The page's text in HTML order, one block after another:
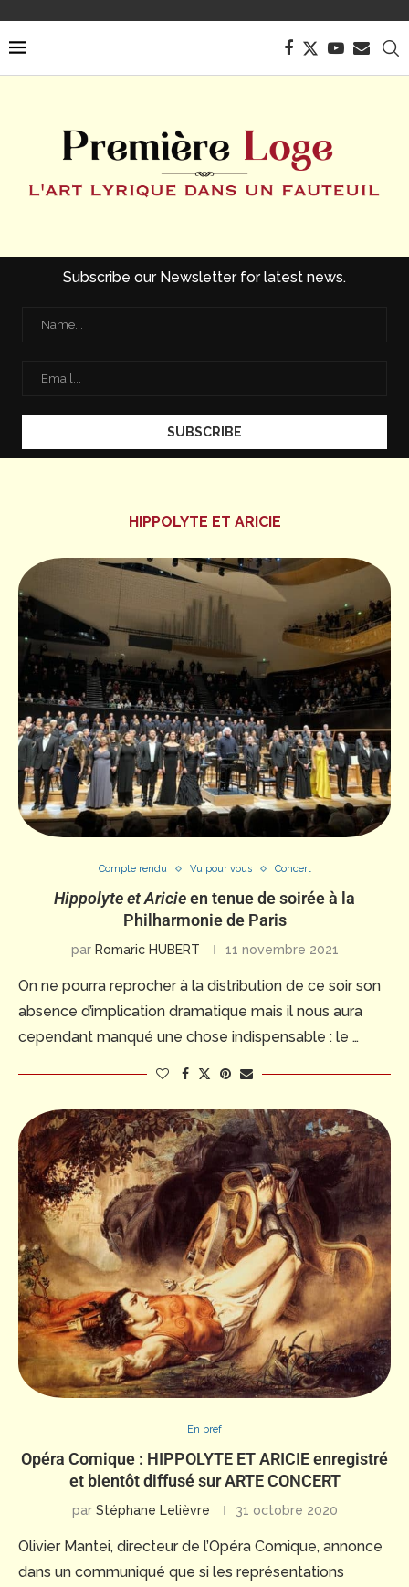
Subscribe our Newsletter for latest news.
HIPPOLYTE ET ARICIE
Compte rendu Vu pour vous Concert
Hippolyte et Aricieen tenue de soirée à la
Philharmonie de Paris
par Romaric HUBERT 11 novembre 2021
On ne pourra reprocher à la distribution de ce soir son
absence d’implication dramatique mais il nous aura
cependant manqué une chose indispensable : le …
En bref
Opéra Comique : HIPPOLYTE ET ARICIE enregistré
et bientôt diffusé sur ARTE CONCERT
par Stéphane Lelièvre 31 octobre 2020
Olivier Mantei, directeur de l’Opéra Comique, annonce
dans un communiqué que si les représentations